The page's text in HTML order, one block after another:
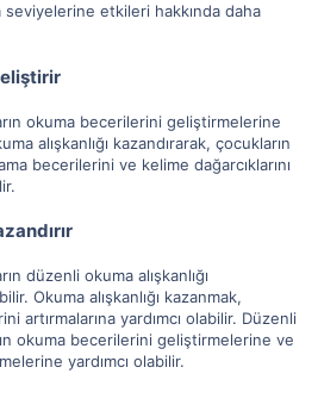
etkileri hakkında daha
okuma becerilerini geliştirmelerine
alışkanlığı kazandırarak, çocukların
becerilerini ve kelime dağarcıklarını
düzenli okuma alışkanlığı
Okuma alışkanlığı kazanmak,
artırmalarına yardımcı olabilir. Düzenli
okuma becerilerini geliştirmelerine ve
yardımcı olabilir.